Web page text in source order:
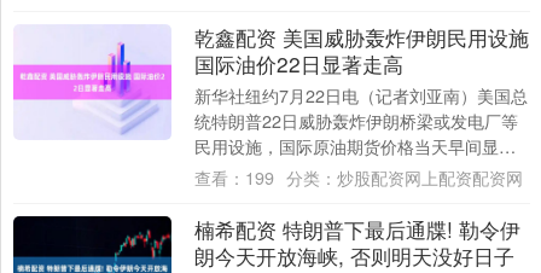
乾鑫配资 美国威胁轰炸伊朗民用设施
国际油价22日显著走高
新华社纽约7月22日电（记者刘亚南）美国总
统特朗普22日威胁轰炸伊朗桥梁或发电厂等
民用设施，国际原油期货价格当天早间显著
走高，随后强势盘整，收盘时国际油价上涨
查看： 199 分类： 炒股配资网上配资配资网
楠希配资 特朗普下最后通牒! 勒令伊
朗今天开放海峡, 否则明天没好日子